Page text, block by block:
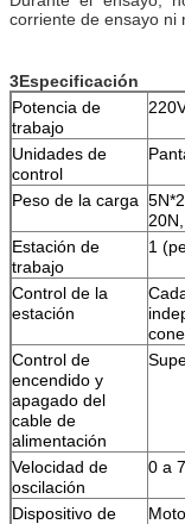
corriente de ensayo ni
3Especificación
Potencia de
trabajo
Unidades de
control
Peso de la carga
Estación de
trabajo
1
Control de la
estación
Control de
encendido y
apagado del
cable de
alimentación
Velocidad de
oscilación
0 a
Dispositivo de